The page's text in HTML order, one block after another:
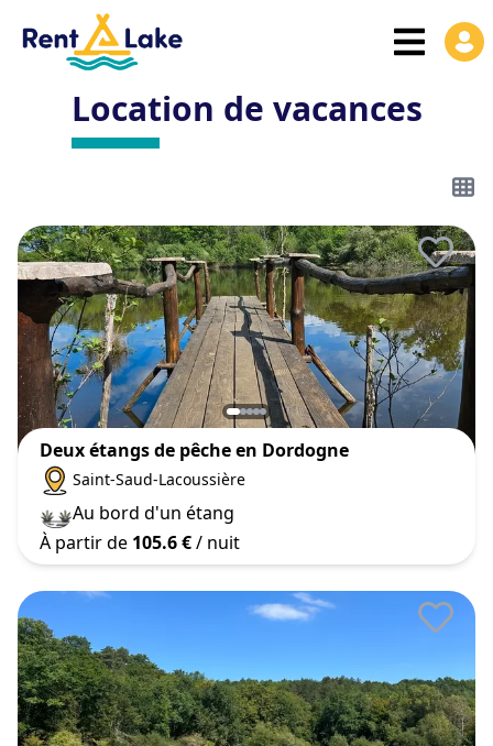
Location de vacances
Deux étangs de pêche en Dordogne
Saint-Saud-Lacoussière
Au bord d'un étang
À partir de 105.6 €/ nuit